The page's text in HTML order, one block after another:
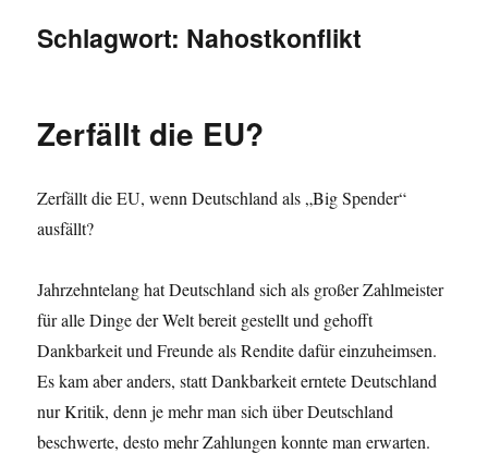
Schlagwort: Nahostkonflikt
Zerfällt die EU?
Zerfällt die EU, wenn Deutschland als „Big Spender“
ausfällt?
Jahrzehntelang hat Deutschland sich als großer Zahlmeister
für alle Dinge der Welt bereit gestellt und gehofft
Dankbarkeit und Freunde als Rendite dafür einzuheimsen.
Es kam aber anders, statt Dankbarkeit erntete Deutschland
nur Kritik, denn je mehr man sich über Deutschland
beschwerte, desto mehr Zahlungen konnte man erwarten.